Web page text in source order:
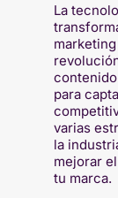
La
para
varias
la
mejorar
tu marca.